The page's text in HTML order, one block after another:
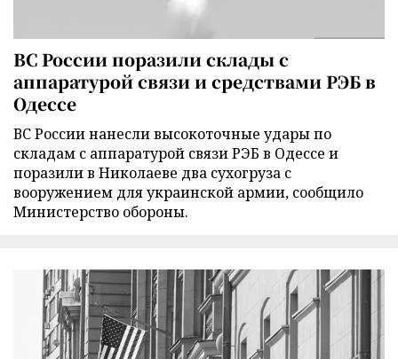
ВС России поразили склады с
аппаратурой связи и средствами РЭБ в
Одессе
ВС России нанесли высокоточные удары по
складам с аппаратурой связи РЭБ в Одессе и
поразили в Николаеве два сухогруза с
вооружением для украинской армии, сообщило
Министерство обороны.